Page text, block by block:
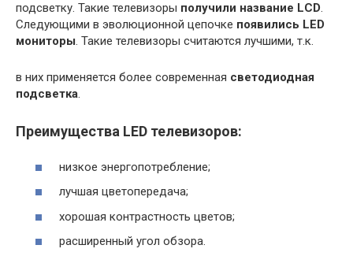
подсветку. Такие телевизоры получили название LCD.
Следующими в эволюционной цепочке появились LED
мониторы. Такие телевизоры считаются лучшими, т.к.
в них применяется более современная светодиодная
подсветка.
Преимущества LED телевизоров:
низкое энергопотребление;
лучшая цветопередача;
хорошая контрастность цветов;
расширенный угол обзора.